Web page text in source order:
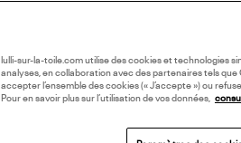
lulli-sur-la-toile.com utilise des cookies et technologies
analyses, en collaboration avec des partenaires tels que
accepter l’ensemble des cookies (« J’accepte ») ou
Pour en savoir plus sur l’utilisation de vos données,